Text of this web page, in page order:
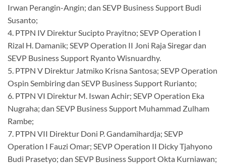
Irwan Perangin-Angin; dan SEVP Business Support Budi
Susanto;
4. PTPN IV Direktur Sucipto Prayitno; SEVP Operation I
Rizal H. Damanik; SEVP Operation II Joni Raja Siregar dan
SEVP Business Support Ryanto Wisnuardhy.
5. PTPN V Direktur Jatmiko Krisna Santosa; SEVP Operation
Ospin Sembiring dan SEVP Business Support Rurianto;
6. PTPN VI Direktur M. Iswan Achir; SEVP Operation Eka
Nugraha; dan SEVP Business Support Muhammad Zulham
Rambe;
7. PTPN VII Direktur Doni P. Gandamihardja; SEVP
Operation I Fauzi Omar; SEVP Operation II Dicky Tjahyono
Budi Prasetyo; dan SEVP Business Support Okta Kurniawan;